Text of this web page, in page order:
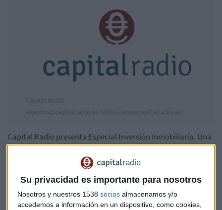
Su privacidad es importante para nosotros
Nosotros y nuestros 1538 socios almacenamos y/o
accedemos a información en un dispositivo, como cookies,
Capital Radio presenta Especial Inversión Inmobiliaria. Una
jornada, conducida por Meli Torres y Carlos Ladero, en la
que hablaremos sobre el sector inmobiliario como destino
de inversión en Bolsa, cotizaciones, oportunidades y
soluciones para accionistas e inversores institucionales.